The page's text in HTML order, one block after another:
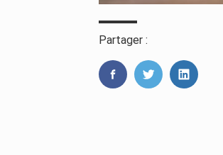
Partager :
FaceBookTwitterLinkedIn